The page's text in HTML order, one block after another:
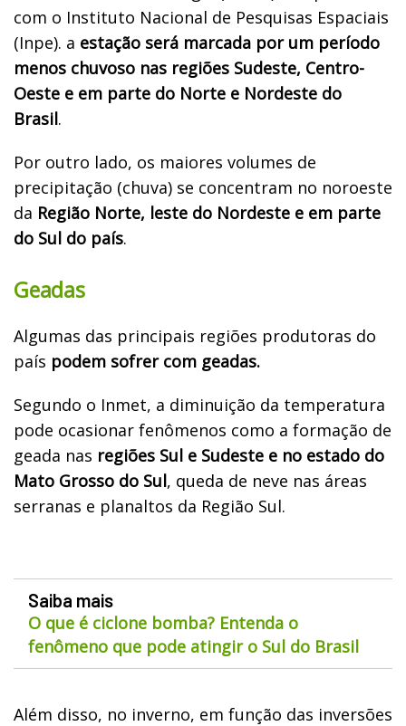
com o Instituto Nacional de Pesquisas Espaciais
(Inpe). a estação será marcada por um período
menos chuvoso nas regiões Sudeste, Centro-
Oeste e em parte do Norte e Nordeste do
Brasil.
Por outro lado, os maiores volumes de
precipitação (chuva) se concentram no noroeste
da Região Norte, leste do Nordeste e em parte
do Sul do país.
Geadas
Algumas das principais regiões produtoras do
país podem sofrer com geadas.
Segundo o Inmet, a diminuição da temperatura
pode ocasionar fenômenos como a formação de
geada nas regiões Sul e Sudeste e no estado do
Mato Grosso do Sul, queda de neve nas áreas
serranas e planaltos da Região Sul.
Saiba mais
O que é ciclone bomba? Entenda o
fenômeno que pode atingir o Sul do Brasil
Além disso, no inverno, em função das inversões